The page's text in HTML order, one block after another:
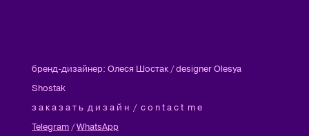
бренд-дизайнер: Олеся Шостак / designer Olesya
Shostak
з а к а з а т ь д и з а й н / c o n t a c t m e
Telegram /WhatsApp